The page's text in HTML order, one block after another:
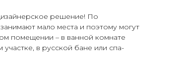
решение! По
мало места и поэтому могут
помещении – в ванной комнате
в русской бане или спа-